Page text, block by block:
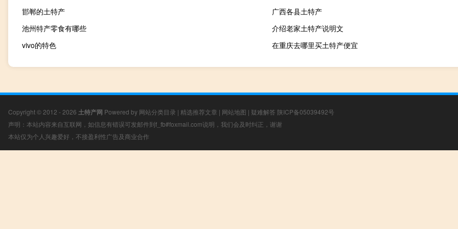
邯郸的土特产
广西各县土特产
池州特产零食有哪些
介绍老家土特产说明文
vivo的特色
在重庆去哪里买土特产便宜
Copyright © 2012 - 2026 土特产网 Powered by 网站分类目录 | 精选推荐文章 | 网站地图 | 疑难解答 陕ICP备05039492号
声明：本站内容来自互联网，如信息有错误可发邮件到f_fb#foxmail.com说明，我们会及时纠正，谢谢
本站仅为个人兴趣爱好，不接盈利性广告及商业合作